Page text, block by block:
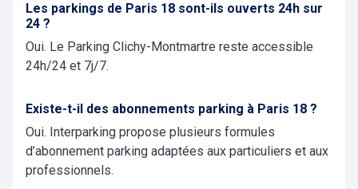
Les parkings de Paris 18 sont-ils ouverts 24h sur
24 ?
Oui. Le Parking Clichy-Montmartre reste accessible
24h/24 et 7j/7.
Existe-t-il des abonnements parking à Paris 18 ?
Oui. Interparking propose plusieurs formules
d’abonnement parking adaptées aux particuliers et aux
professionnels.